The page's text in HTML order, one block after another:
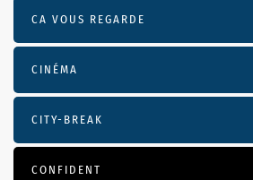
CA VOUS REGARDE
CINÉMA
CITY-BREAK
CONFIDENT